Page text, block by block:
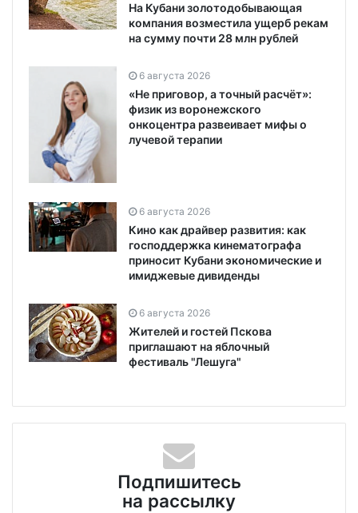
На Кубани золотодобывающая
компания возместила ущерб рекам
на сумму почти 28 млн рублей
6 августа 2026
«Не приговор, а точный расчёт»:
физик из воронежского
онкоцентра развеивает мифы о
лучевой терапии
6 августа 2026
Кино как драйвер развития: как
господдержка кинематографа
приносит Кубани экономические и
имиджевые дивиденды
6 августа 2026
Жителей и гостей Пскова
приглашают на яблочный
фестиваль "Лешуга"
Подпишитесь
на рассылку